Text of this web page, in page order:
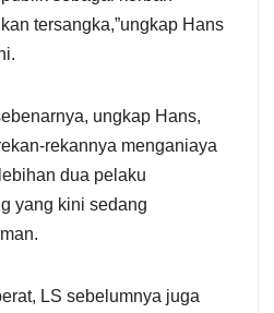
tersangka,”ungkap Hans
ungkap Hans,
rekannya menganiaya
dua pelaku
yang kini sedang
LS sebelumnya juga